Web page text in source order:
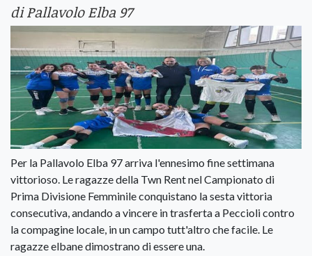
di Pallavolo Elba 97
Per la Pallavolo Elba 97 arriva l'ennesimo fine settimana
vittorioso. Le ragazze della Twn Rent nel Campionato di
Prima Divisione Femminile conquistano la sesta vittoria
consecutiva, andando a vincere in trasferta a Peccioli contro
la compagine locale, in un campo tutt'altro che facile. Le
ragazze elbane dimostrano di essere una.